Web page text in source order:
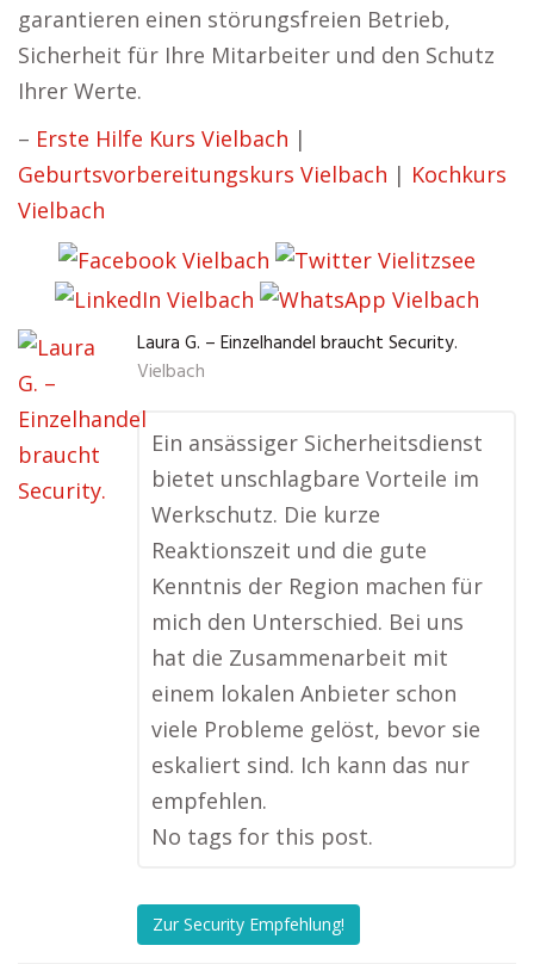
garantieren einen störungsfreien Betrieb,
Sicherheit für Ihre Mitarbeiter und den Schutz
Ihrer Werte.
– Erste Hilfe Kurs Vielbach |
Geburtsvorbereitungskurs Vielbach | Kochkurs
Vielbach
Laura G. – Einzelhandel braucht Security.
Vielbach
Ein ansässiger Sicherheitsdienst
bietet unschlagbare Vorteile im
Werkschutz. Die kurze
Reaktionszeit und die gute
Kenntnis der Region machen für
mich den Unterschied. Bei uns
hat die Zusammenarbeit mit
einem lokalen Anbieter schon
viele Probleme gelöst, bevor sie
eskaliert sind. Ich kann das nur
empfehlen.
No tags for this post.
Zur Security Empfehlung!